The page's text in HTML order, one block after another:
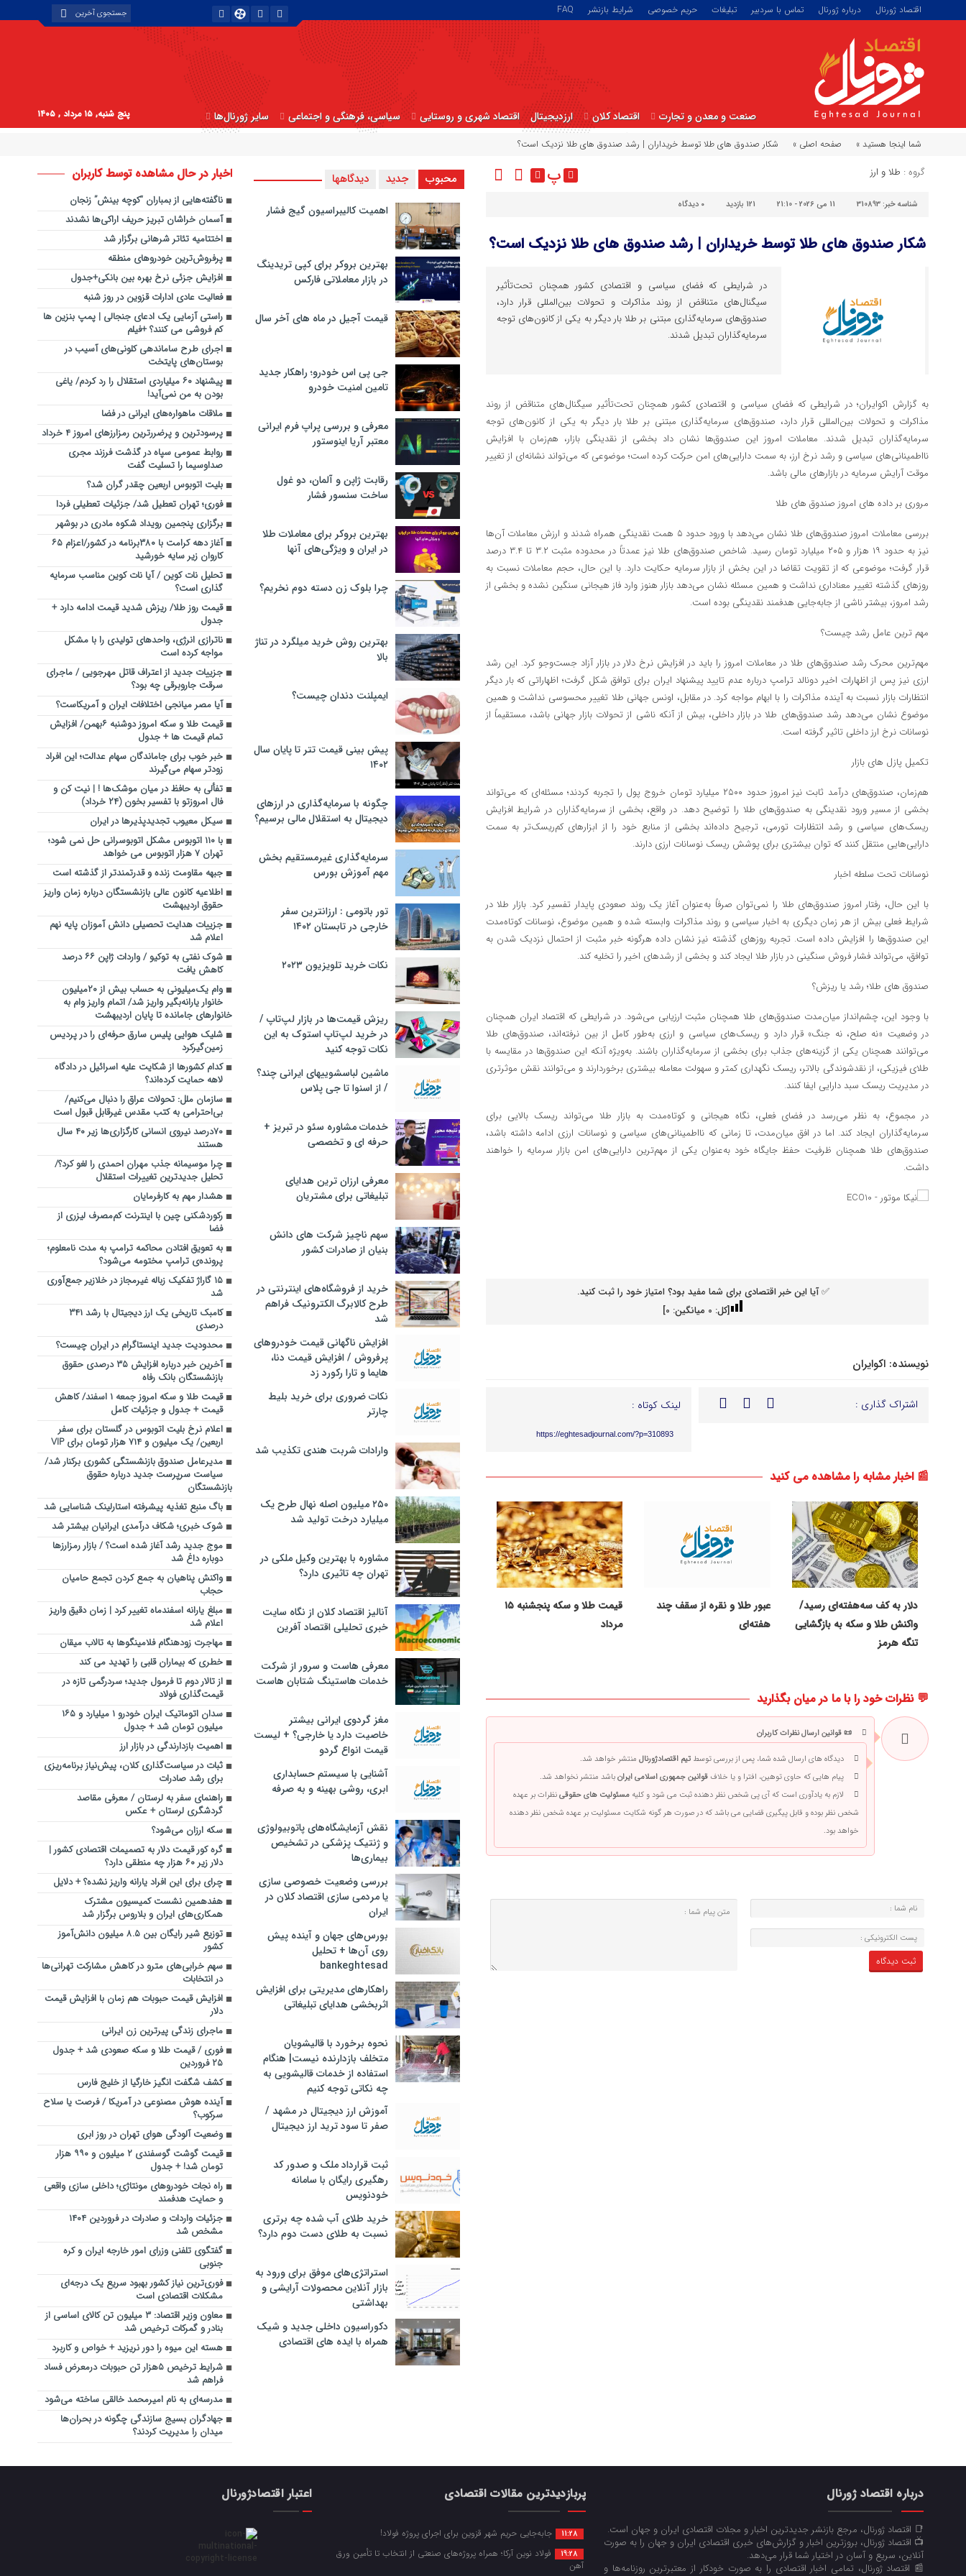
اقتصاد ژورنال درباره ژورنال تماس با سردبیر تبلیغات حریم خصوصی شرایط بازنشر FAQ
صنعت و معدن و تجارت اقتصاد کلان ارزدیجیتال اقتصاد شهری و روستایی سیاسی، فرهنگی و اجتماعی سایر ژورنال‌ها پنج شنبه, ۱۵ مرداد , ۱۴۰۵
شما اینجا هستید » صفحه اصلی » شکار صندوق های طلا توسط خریداران | رشد صندوق های طلا نزدیک است؟
گروه : طلا و ارز پ
شناسه خبر: 310893 11 می 2026 - 21:10 121 بازدید ۰ دیدگاه
شکار صندوق های طلا توسط خریداران | رشد صندوق های طلا نزدیک است؟
در شرایطی که فضای سیاسی و اقتصادی کشور همچنان تحت‌تأثیر
سیگنال‌های متناقض از روند مذاکرات و تحولات بین‌المللی قرار دارد،
صندوق‌های سرمایه‌گذاری مبتنی بر طلا بار دیگر به یکی از کانون‌های توجه
سرمایه‌گذاران تبدیل شدند.
به گزارش اکوایران؛ در شرایطی که فضای سیاسی و اقتصادی کشور همچنان تحت‌تأثیر سیگنال‌های متناقض از روند
مذاکرات و تحولات بین‌المللی قرار دارد، صندوق‌های سرمایه‌گذاری مبتنی بر طلا بار دیگر به یکی از کانون‌های توجه
سرمایه‌گذاران تبدیل شدند. معاملات امروز این صندوق‌ها نشان داد بخشی از نقدینگی بازار، هم‌زمان با افزایش
نااطمینانی‌های سیاسی و رشد نرخ ارز، به سمت دارایی‌های امن حرکت کرده است؛ موضوعی که می‌تواند نشانه‌ای از تغییر
موقت آرایش سرمایه در بازارهای مالی باشد.
مروری بر داده های امروز صندوق های طلا
بررسی معاملات امروز صندوق‌های طلا نشان می‌دهد با ورود حدود ۵ همت نقدینگی همراه شدند و ارزش معاملات آن‌ها
نیز به حدود ۱۹ هزار و ۲۰۵ میلیارد تومان رسید. شاخص صندوق‌های طلا نیز عمدتاً در محدوده مثبت ۳.۲ تا ۳.۴ درصد
قرار گرفت؛ موضوعی که از تقویت تقاضا در این بخش از بازار سرمایه حکایت دارد. با این حال، حجم معاملات نسبت به
روزهای گذشته تغییر معناداری نداشت و همین مسئله نشان می‌دهد بازار هنوز وارد فاز هیجانی سنگین نشده و بخشی از
رشد امروز، بیشتر ناشی از جابه‌جایی هدفمند نقدینگی بوده است.
مهم ترین عامل رشد چیست؟
مهم‌ترین محرک رشد صندوق‌های طلا در معاملات امروز را باید در افزایش نرخ دلار در بازار آزاد جست‌وجو کرد. این رشد
ارزی نیز پس از اظهارات اخیر دونالد ترامپ درباره عدم تایید پیشنهاد ایران برای توافق شکل گرفت؛ اظهاراتی که بار دیگر
انتظارات بازار نسبت به آینده مذاکرات را با ابهام مواجه کرد. در مقابل، اونس جهانی طلا تغییر محسوسی نداشت و همین
موضوع نشان می‌دهد رشد صندوق‌های طلا در بازار داخلی، بیش از آنکه ناشی از تحولات بازار جهانی باشد، مستقیماً از
نوسانات نرخ ارز داخلی تاثیر گرفته است.
تکمیل پازل های بازار
هم‌زمان، صندوق‌های درآمد ثابت نیز امروز حدود ۲۵۰۰ میلیارد تومان خروج پول را تجربه کردند؛ مسئله‌ای که می‌تواند
بخشی از مسیر ورود نقدینگی به صندوق‌های طلا را توضیح دهد. در واقع، بخشی از سرمایه‌گذاران در شرایط افزایش
ریسک‌های سیاسی و رشد انتظارات تورمی، ترجیح داده‌اند بخشی از منابع خود را از ابزارهای کم‌ریسک‌تر به سمت
دارایی‌هایی منتقل کنند که توان بیشتری برای پوشش ریسک نوسانات ارزی دارند.
نوسانات تحت سلطه اخبار
با این حال، رفتار امروز صندوق‌های طلا را نمی‌توان صرفاً به‌عنوان آغاز یک روند صعودی پایدار تفسیر کرد. بازار طلا در
شرایط فعلی بیش از هر زمان دیگری به اخبار سیاسی و روند مذاکرات وابسته شده و همین موضوع، نوسانات کوتاه‌مدت
این صندوق‌ها را افزایش داده است. تجربه روزهای گذشته نیز نشان داده هرگونه خبر مثبت از احتمال نزدیک شدن به
توافق، می‌تواند فشار فروش سنگینی در بازار طلا ایجاد کند و بخشی از رشدهای اخیر را تخلیه کند.
صندوق های طلا؛ رشد یا ریزش؟
با وجود این، چشم‌انداز میان‌مدت صندوق‌های طلا همچنان مثبت ارزیابی می‌شود. در شرایطی که اقتصاد ایران همچنان
در وضعیت «نه صلح، نه جنگ» قرار دارد و ریسک‌های سیاسی و ارزی به‌طور کامل از بین نرفته‌اند، صندوق‌های طلا
می‌توانند همچنان یکی از گزینه‌های جذاب برای بخشی از سرمایه‌گذاران باشند. به‌ویژه آنکه این صندوق‌ها در مقایسه با
طلای فیزیکی، از نقدشوندگی بالاتر، ریسک نگهداری کمتر و سهولت معامله بیشتری برخوردارند و می‌توانند نقش موثرتری
در مدیریت ریسک سبد دارایی ایفا کنند.
در مجموع، به نظر می‌رسد در فضای فعلی، نگاه هیجانی و کوتاه‌مدت به بازار طلا می‌تواند ریسک بالایی برای
سرمایه‌گذاران ایجاد کند. اما در افق میان‌مدت، تا زمانی که نااطمینانی‌های سیاسی و نوسانات ارزی ادامه داشته باشد،
صندوق‌های طلا همچنان ظرفیت حفظ جایگاه خود به‌عنوان یکی از مهم‌ترین دارایی‌های امن بازار سرمایه را خواهند
داشت.
✅ آیا این خبر اقتصادی برای شما مفید بود؟ امتیاز خود را ثبت کنید.
[کل: 0 میانگین: 0
]
نویسنده: اکوایران
اشتراک گذاری : لینک کوتاه :
https://eghtesadjournal.com/?p=310893
📰 اخبار مشابه را مشاهده می کنید
دلار به کف سه‌هفته‌ای رسید/
واکنش طلا و سکه به بازگشایی
تنگه هرمز
عبور طلا و نقره از سقف چند
هفته‌ای
قیمت طلا و سکه پنجشنبه ۱۵
مرداد
💬 نظرات خود را با ما در میان بگذارید
📜 قوانین ارسال نظرات کاربران
دیدگاه های ارسال شده شما، پس از بررسی توسط تیم اقتصادژورنال منتشر خواهد شد.
پیام هایی که حاوی توهین، افترا و یا خلاف قوانین جمهوری اسلامی ایرانباشد منتشر نخواهد شد.
لازم به یادآوری است که آی پی شخص نظر دهنده ثبت می شود و کلیه مسئولیت های حقوقینظرات بر عهده
شخص نظر بوده و قابل پیگیری قضایی می باشد که در صورت هر گونه شکایت مسئولیت بر عهده شخص نظر دهنده
خواهد بود.
محبوب جدید دیدگاهها
اهمیت کالیبراسیون گیج فشار
بهترین بروکر برای کپی‌ تریدینگ
در بازار معاملاتی فارکس
قیمت آجیل در ماه های آخر سال
جی پی اس خودرو؛ راهکار جدید
تامین امنیت خودرو
معرفی و بررسی پراپ فرم ایرانی
معتبر آریا اینوستور
رقابت ژاپن و آلمان، دو غول
ساخت سنسور فشار
بهترین بروکر برای معاملات طلا
در ایران و ویژگی‌های آنها
چرا بلوک زن دسته دوم نخریم؟
بهترین روش خرید میلگرد در تناژ
بالا
ایمپلنت دندان چیست؟
پیش بینی قیمت تتر تا پایان سال
۱۴۰۲
چگونه با سرمایه‌گذاری در ارزهای
دیجیتال به استقلال مالی برسیم؟
سرمایه‌گذاری غیرمستقیم بخش
مهم آموزش بورس
تور باتومی : ارزانترین سفر
خارجی در تابستان ۱۴۰۲
نکات خرید تلویزیون ۲۰۲۳
ریزش قیمت‌ها در بازار لپ‌تاپ /
در خرید لپ‌تاپ استوک به این
نکات توجه کنید
ماشین لباسشویی‎های ایرانی چند؟
/ از اسنوا تا جی پلاس
خدمات مشاوره سئو در تبریز +
حرفه ای و تخصصی
معرفی ارزان ترین هدایای
تبلیغاتی برای مشتریان
سهم ناچیز شرکت های دانش
بنیان از صادرات کشور
خرید از فروشگاه‌های اینترنتی در
طرح کالابرگ الکترونیک فراهم
شد
افزایش ناگهانی قیمت خودروهای
پرفروش / افزایش قیمت دنا،
هایما و تارا رکورد زد
نکات ضروری برای خرید بلیط
چارتر
وارادات شربت هندی تکذیب شد
۲۵۰ میلیون اصله نهال طرح یک
میلیارد درخت تولید شد
مشاوره با بهترین وکیل ملکی در
تهران چه تاثیری دارد؟
آنالیز اقتصاد کلان از نگاه سایت
خبری تحلیلی اقتصاد آفرین
معرفی هاست و سرور از شرکت
خدمات هاستینگ شتابان هاست
مغز گردوی ایرانی بیشتر
خاصیت دارد یا خارجی؟ + لیست
قیمت انواع گردو
آشنایی با سیستم حسابداری
ابری، روشی بهینه و به صرفه
نقش آزمایشگاه‌های پاتوبیولوژی
و ژنتیک پزشکی در تشخیص
بیماری‌ها
بررسی وضعیت خصوصی سازی
یا مردمی سازی اقتصاد کلان در
ایران
بورس‌های جهان و آینده پیش
روی آن‌ها + تحلیل
bankeghtesad
راهکارهای مدیریتی برای افزایش
اثربخشی هدایای تبلیغاتی
نحوه برخورد با قالیشویان
متخلف بازدارنده نیست| هنگام
استفاده از خدمات قالیشویی به
چه نکاتی توجه کنیم
آموزش ارز دیجیتال در مشهد /
صفر تا سود ترید ارز دیجیتال
ثبت قرارداد ملک و صدور کد
رهگیری رایگان با سامانه
خودنویس
خرید طلای آب شده چه برتری
نسبت به طلای دست دوم دارد؟
استراتژی‌های موفق برای ورود به
بازار آنلاین محصولات آرایشی و
بهداشتی
دکوراسیون داخلی جدید و شیک
همراه با ایده های اقتصادی
اخبار در حال مشاهده توسط کاربران
ناگفته‌هایی از بمباران “کوچه بینش” زنجان
آسمان خراشان تبریز حریف اراکی‌ها نشدند
اختتامیه تئاتر شرهانی برگزار شد
پرفروش‌ترین خودروهای منطقه
افزایش جزئی نرخ بهره بین بانکی+جدول
فعالیت عادی ادارات قزوین در روز شنبه
راستی آزمایی یک ادعای جنجالی | پمپ‌ بنزین‌ ها
کم‌ فروشی می‌ کنند؟ +فیلم
اجرای طرح ساماندهی کلونی‌های آسیب در
بوستان‌‎های پایتخت
پیشنهاد ۶۰ میلیاردی استقلال را رد کردم/ یاغی
بودن به من نمی‌آید!
ملاقات ماهواره‌های ایرانی در فضا
پرسودترین و پرضررترین رمزارزهای امروز ۴ خرداد
روابط عمومی سپاه در گذشت فرزند مجری
صداوسیما را تسلیت گفت
بلیت اتوبوس اربعین چقدر گران شد؟
فوری؛ تهران تعطیل شد/ جزئیات تعطیلی فردا
برگزاری پنجمین رویداد شکوه مادری در بوشهر‌
آغاز دهه کرامت با ۳۸۰برنامه در کشور/اعزام ۶۵
کاروان زیر سایه خورشید
تحلیل نات کوین / آیا نات کوین مناسب سرمایه
گذاری است؟
قیمت روز طلا/ ریزش شدید قیمت ادامه دارد +
جدول
ناترازی انرژی، واحدهای تولیدی را با مشکل
مواجه کرده است
جزییات جدید از اعتراف قاتل مهرجویی / ماجرای
سرقت جاروبرقی چه بود؟
آیا مصر میانجی اختلافات ایران و آمریکاست؟
قیمت طلا و سکه امروز دوشنبه ۶بهمن/ افزایش
تمام قیمت ها + جدول
خبر خوب برای جاماندگان سهام عدالت؛ این افراد
زودتر سهام می‌گیرند
تفألی به حافظ در میان موشک‌ها ! | نیت کن و
فال امروزتو با تفسیر بخون (۲۴ خرداد)
سیکل معیوب تجدیدپذیرها در ایران
با ۱۱۰ اتوبوس مشکل اتوبوسرانی حل نمی شود؛
تهران ۷ هزار اتوبوس می خواهد
جبهه مقاومت زنده و قدرتمندتر از گذشته است
اطلاعیه کانون عالی بازنشستگان درباره زمان واریز
حقوق اردیبهشت
جزییات هدایت تحصیلی دانش آموزان پایه نهم
اعلام شد
شوک نفتی به توکیو / واردات ژاپن ۶۶ درصد
کاهش یافت
وام یک‌میلیونی به حساب بیش از ۲۰میلیون
خانوار یارانه‌بگیر واریز شد/ اتمام واریز وام به
خانوارهای جامانده تا پایان اردیبهشت
شلیک هوایی پلیس سارق حرفه‌ای را در پردیس
زمین‌گیرکرد
کدام کشورها از شکایت علیه اسرائیل در دادگاه
لاهه حمایت کرده‌اند؟
سازمان ملل: تحولات عراق را دنبال می‌کنیم/
بی‌احترامی به کتب مقدس غیرقابل قبول است
۷۰درصد نیروی انسانی کارگزاری‌ها زیر ۴۰ سال
هستند
چرا موسیمانه جذب مهران احمدی را لغو کرد؟/
تحلیل جدیدترین تغییرات استقلال
هشدار مهم به کارفرمایان
رکوردشکنی چین با اینترنت کم‌مصرف لیزری از
فضا
به تعویق افتادن محاکمه ترامپ به مدت نامعلوم؛
پرونده‌ی ترامپ مختومه می‌شود؟
۱۵ گاراژ تفکیک زباله غیرمجاز در خلازیر جمع‌آوری
شد
کامبک تاریخی یک ارز دیجیتال با رشد ۳۴۱
درصدی
محدودیت جدید اینستاگرام در ایران چیست؟
آخرین خبر درباره افزایش ۳۵ درصدی حقوق
بازنشستگان بانک رفاه
قیمت طلا و سکه امروز جمعه ۱ اسفند/ کاهش
قیمت + جدول و جزئیات کامل
اعلام نرخ بلیت اتوبوس‌ در گلستان برای سفر
اربعین/ یک میلیون و ۷۱۴ هزار تومان برای VIP
مدیرعامل صندوق بازنشستگی کشوری برکنار شد/
سیاست سرپرست جدید درباره حقوق
بازنشستگان
باگ منبع تغذیه پیشرفته استارلینک شناسایی شد
شوک خبری؛ شکاف درآمدی ایرانیان بیشتر شد
موج جدید رشد آغاز شده است؟ / بازار رمزارزها
دوباره داغ شد
واکنش پناهیان به جمع کردن تجمع حامیان
حجاب
مبلغ یارانه اسفندماه تغییر کرد | زمان دقیق واریز
اعلام شد
مهاجرت زودهنگام فلامینگوها به تالاب میقان
خطری که بیماران قلبی را تهدید می کند
از تالار دوم تا فرمول جدید؛ سردرگمی تازه در
قیمت‌گذاری فولاد
سدان اتوماتیک ایران خودرو ۱ میلیارد و ۱۶۵
میلیون تومان شد + جدول
اهمیت بازدارندگی در بازار ارز
ثبات در سیاست‌گذاری کلان، پیش‌نیاز برنامه‌ریزی
برای رشد صادرات
راهنمای سفر به لرستان / معرفی مقاصد
گردشگری لرستان + عکس
سکه ارزان می‌شود؟
گره کور قیمت دلار به تصمیمات اقتصادی کشور |
دلار زیر ۶۰ هزار چه منطقی دارد؟
چرای برای این افراد یارانه واریز نشده؟ + دلایل
هفدهمین نشست کمیسیون مشترک
همکاری‌های ایران و بلاروس برگزار شد
توزیع شیر رایگان بین ۸.۵ میلیون دانش‌آموز
کشور
سهم خرابی‌های مترو در کاهش مشارکت تهرانی‌ها
در انتخابات
افزایش قیمت حبوبات هم زمان با افزایش قیمت
دلار
ماجرای زندگی پیرترین زن ایرانی
فوری / قیمت طلا و سکه صعودی شد + جدول
۲۵ فروردین
کشف شگفت انگیز خارگیا از خلیج فارس
آینده هوش مصنوعی در آمریکا / فرصت یا سلاح
سرکوب؟
وضعیت آلودگی هوای تهران در روز ابری
قیمت گوشت گوسفندی ۲ میلیون و ۹۹۰ هزار
تومان شد! + جدول
راه نجات خودروهای مونتاژی؛ داخلی ‌سازی واقعی
و حمایت هدفمند
جزئیات واردات و صادرات در فروردین ۱۴۰۴
مشخص شد
گفتگوی تلفنی وزرای امور خارجه ایران و کره
جنوبی
فوری‌ترین نیاز کشور بهبود سریع یک درجه‌ای
مشکلات اقتصادی است
معاون وزیر اقتصاد: ۳ میلیون تن کالای اساسی از
بنادر و گمرکات ترخیص شد‌
هسته این میوه را دور نریزید + خواص و کاربرد
شرایط ترخیص ۵هزار تن حبوبات درمعرض فساد
فراهم شد
مدرسه‌ای به نام امیرمحمد خالقی ساخته می‌شود
جهادگران بسیج سازندگی ‌چگونه در بحران‌ها
میدان را مدیریت کردند؟
درباره اقتصاد ژورنال
📑 اقتصاد ژورنال، مرجع بازنشر جدیدترین اخبار و مجلات اقتصادی ایران و جهان است.
📺 اقتصاد ژورنال، بروزترین اخبار و گزارش‌های خبری اقتصادی ایران و جهان را به صورت
آنلاین، سریع و آسان در اختیار شما قرار می‌‌دهد.
📰 اقتصاد ژورنال، تمامی اخبار اقتصادی را به صورت خودکار از معتبرترین روزنامه‌ها و
پربازدیدترین مقالات اقتصادی
11:28 جابه‌جایی حریم شهر قزوین برای اجرای پروژه فولاد!
19:28
فولاد نوین آرکا؛ همراه پروژه‌های صنعتی از انتخاب تا تأمین ورق
آهن
اعتبار اقتصادژورنال